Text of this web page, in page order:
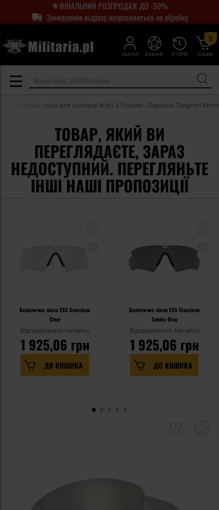
ФІНАЛЬНИЙ РОЗПРОДАЖ ДО -50%
Замовлення відразу направляються на обробку
АКАУНТ ІСТОРІЯ
БАЖАНЕ КОШИК
0
Балістичні лінзи для окулярів Wiley X Founder - Captivate Tungsten Mirror
ТОВАР, ЯКИЙ ВИ
ПЕРЕГЛЯДАЄТЕ, ЗАРАЗ
НЕДОСТУПНИЙ. ПЕРЕГЛЯНЬТЕ
ІНШІ НАШІ ПРОПОЗИЦІЇ
Балістична лінза ESS Crossbow
Clear
Відправлення: Негайно
1 925,06 грн
ДО КОШИКА
Балістична лінза ESS Crossbow
Smoke Gray
Відправлення: Негайно
1 925,06 грн
ДО КОШИКА